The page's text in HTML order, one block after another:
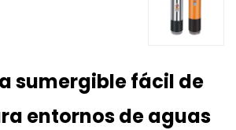
sumergible fácil de
entornos de aguas